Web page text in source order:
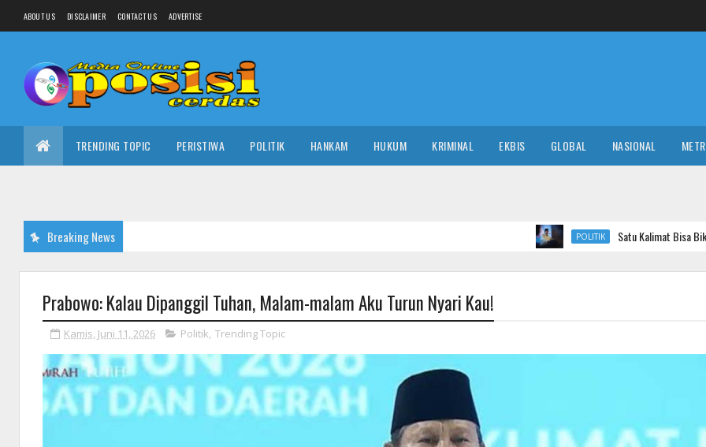
ABOUT US DISCLAIMER CONTACT US ADVERTISE
TRENDING TOPIC PERISTIWA POLITIK HANKAM HUKUM KRIMINAL EKBIS GLOBAL NASIONAL
Breaking News POLITIK Satu Kalimat Bisa Bikin Pasar
Prabowo: Kalau Dipanggil Tuhan, Malam-malam Aku Turun Nyari Kau!
Kamis, Juni 11, 2026 Politik, Trending Topic